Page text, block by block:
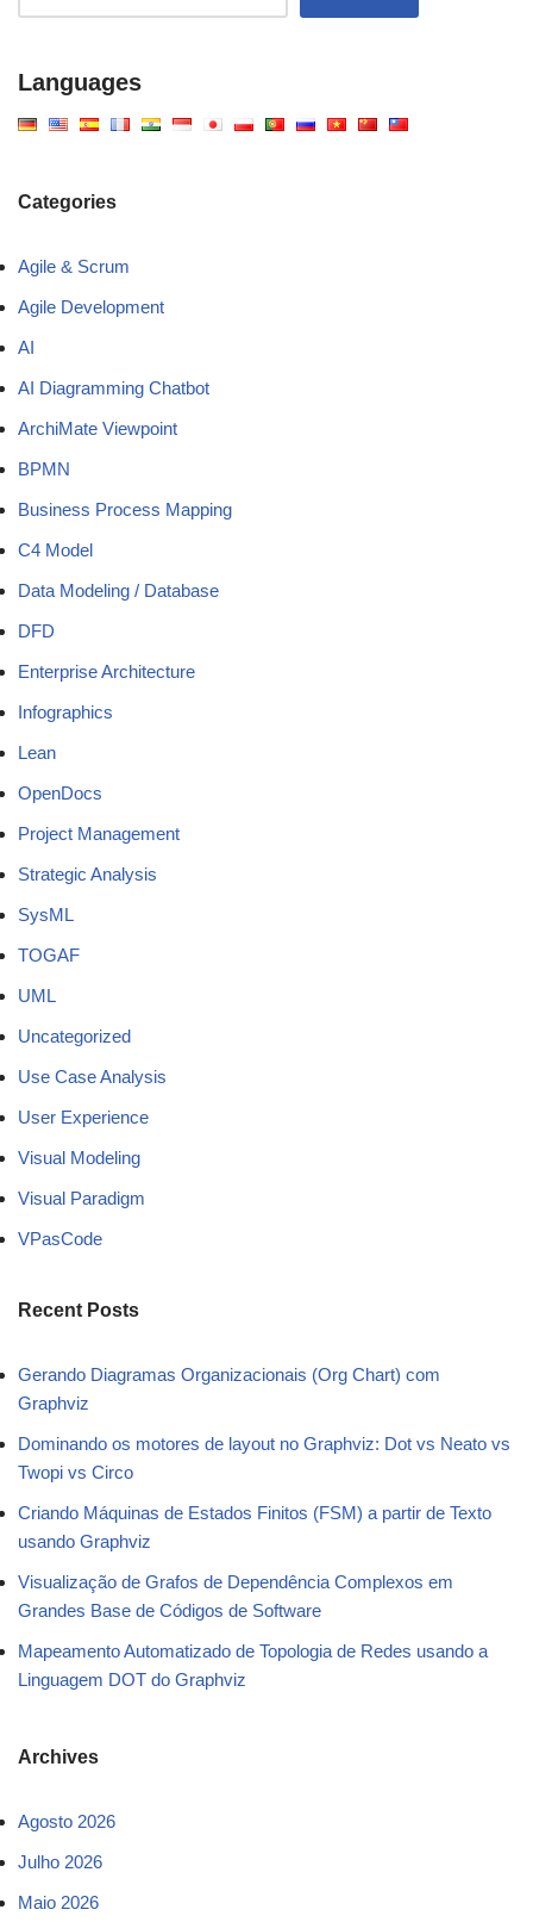
Languages
Categories
Agile & Scrum
Agile Development
AI
AI Diagramming Chatbot
ArchiMate Viewpoint
BPMN
Business Process Mapping
C4 Model
Data Modeling / Database
DFD
Enterprise Architecture
Infographics
Lean
OpenDocs
Project Management
Strategic Analysis
SysML
TOGAF
UML
Uncategorized
Use Case Analysis
User Experience
Visual Modeling
Visual Paradigm
VPasCode
Recent Posts
Gerando Diagramas Organizacionais (Org Chart) com
Graphviz
Dominando os motores de layout no Graphviz: Dot vs Neato vs
Twopi vs Circo
Criando Máquinas de Estados Finitos (FSM) a partir de Texto
usando Graphviz
Visualização de Grafos de Dependência Complexos em
Grandes Base de Códigos de Software
Mapeamento Automatizado de Topologia de Redes usando a
Linguagem DOT do Graphviz
Archives
Agosto 2026
Julho 2026
Maio 2026